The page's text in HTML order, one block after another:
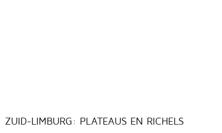
ZUID-LIMBURG: PLATEAUS EN RICHELS